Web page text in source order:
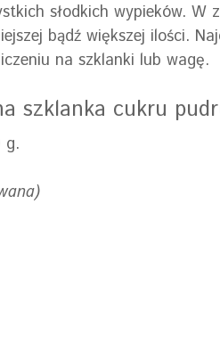
słodkich wypieków. W
bądź większej ilości.
na szklanki lub wagę.
szklanka cukru
g.